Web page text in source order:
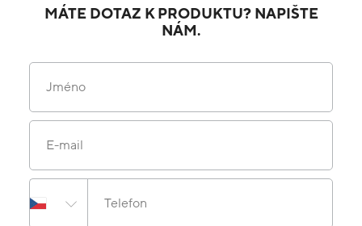
MÁTE DOTAZ K PRODUKTU? NAPIŠTE
NÁM.
Jméno
E-mail
Telefon